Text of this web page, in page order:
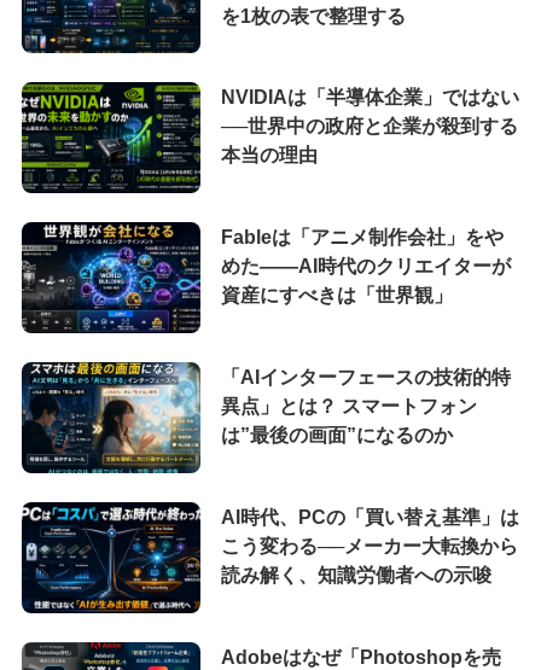
を1枚の表で整理する
NVIDIAは「半導体企業」ではない
──世界中の政府と企業が殺到する
本当の理由
Fableは「アニメ制作会社」をや
めた――AI時代のクリエイターが
資産にすべきは「世界観」
「AIインターフェースの技術的特
異点」とは？ スマートフォン
は”最後の画面”になるのか
AI時代、PCの「買い替え基準」は
こう変わる──メーカー大転換から
読み解く、知識労働者への示唆
Adobeはなぜ「Photoshopを売